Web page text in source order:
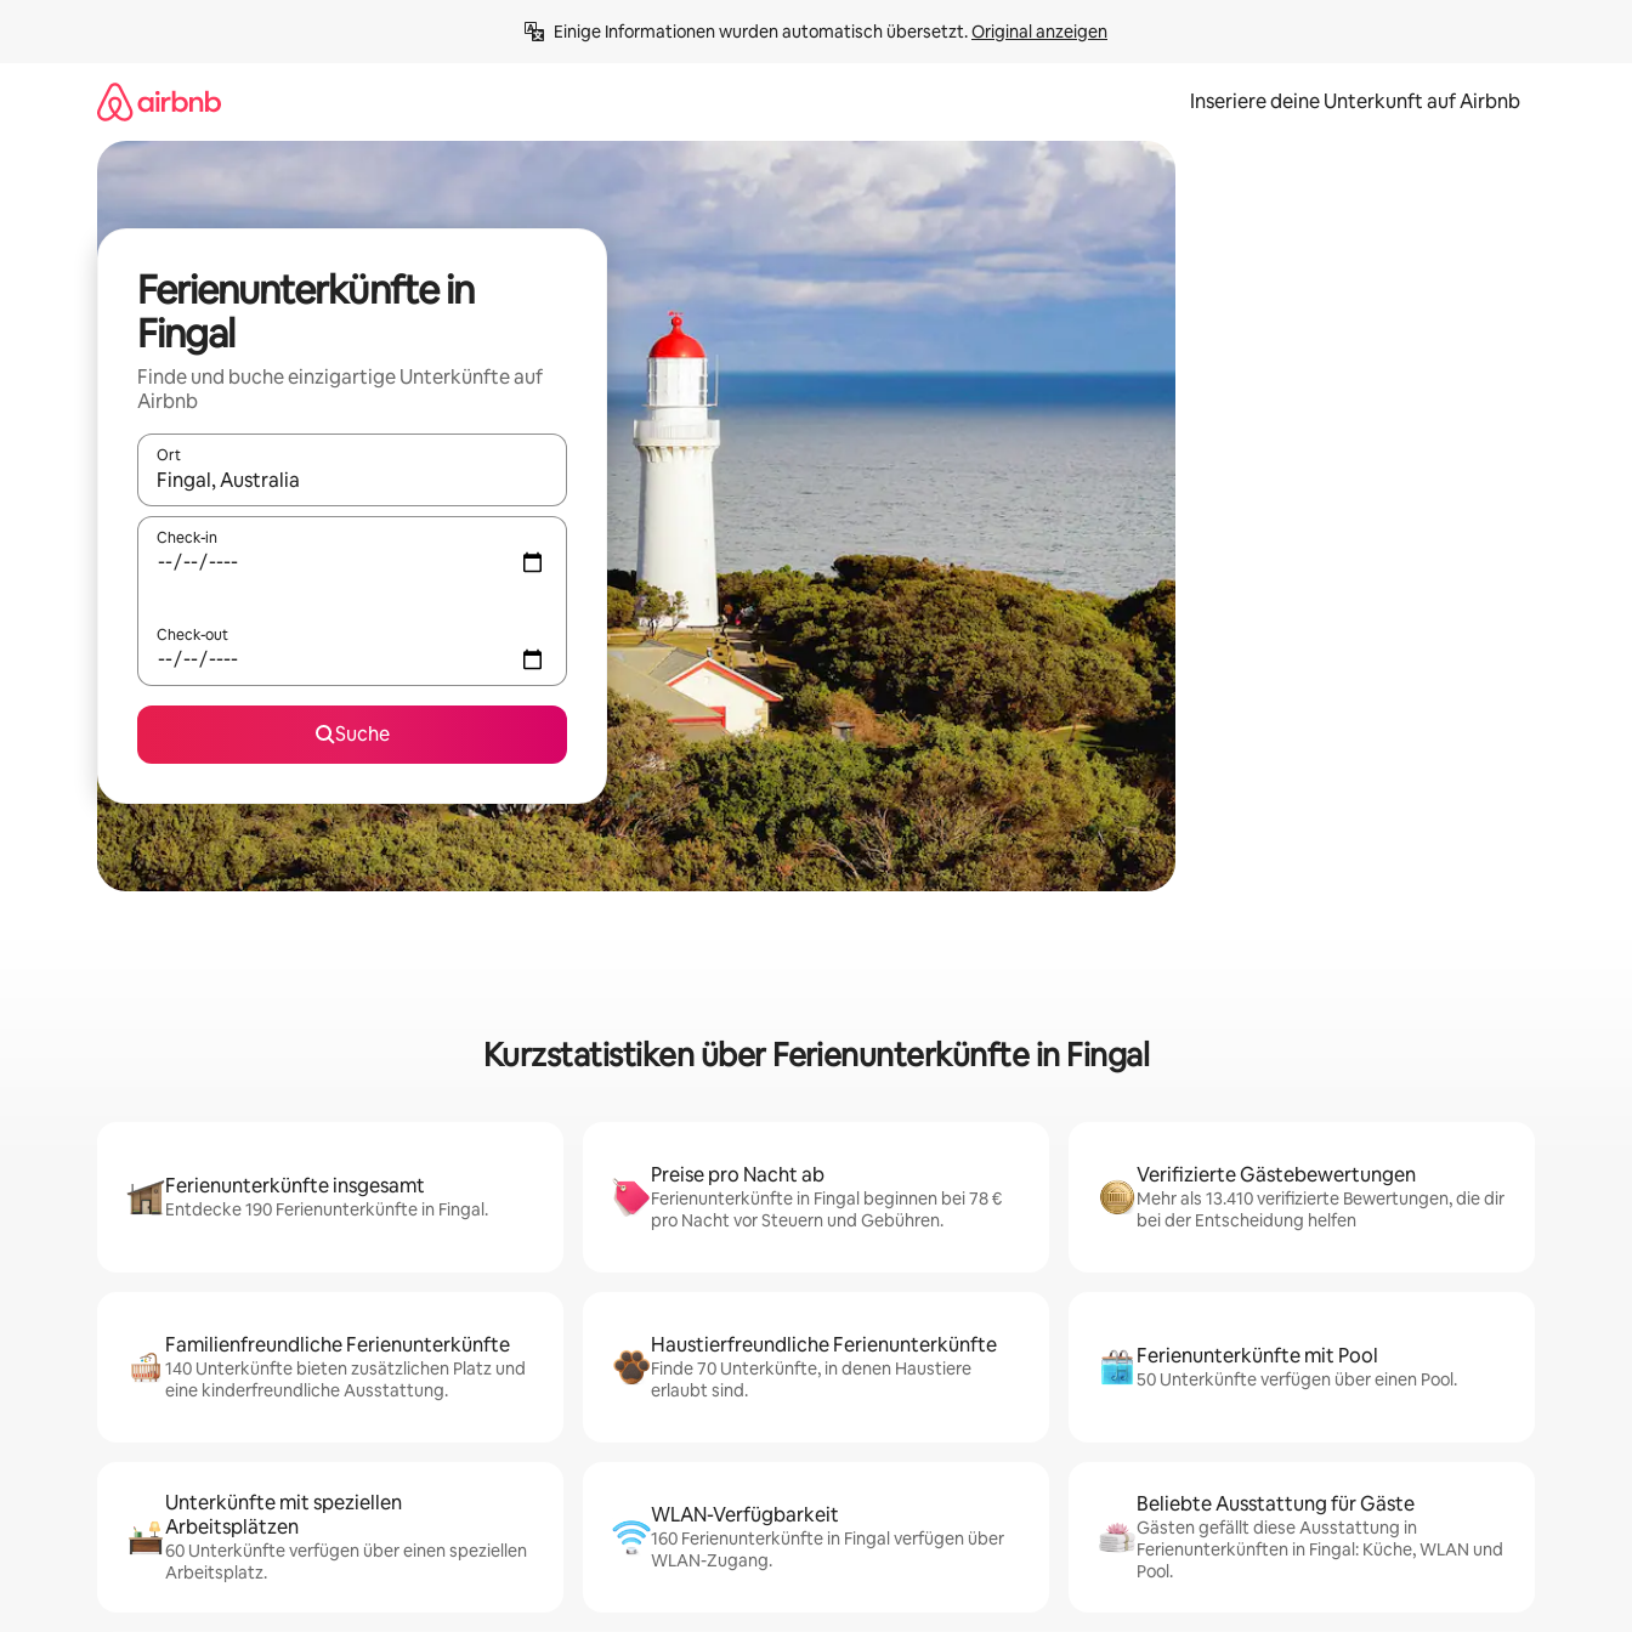
Einige Informationen wurden automatisch übersetzt. Original anzeigen
Inseriere deine Unterkunft auf Airbnb
Ferienunterkünfte in
Fingal
Finde und buche einzigartige Unterkünfte auf
Airbnb
Ort
Wenn Ergebnisse verfügbar sind, navigiere mit den Pfeiltasten nach oben und unten oder erkunde die Ergebnisse durch Berühren oder Wischgesten.
Check-in
Check-out
Suche
Kurzstatistiken über Ferienunterkünfte in Fingal
Ferienunterkünfte insgesamt
Entdecke 190 Ferienunterkünfte in Fingal.
Preise pro Nacht ab
Ferienunterkünfte in Fingal beginnen bei 78 €
pro Nacht vor Steuern und Gebühren.
Verifizierte Gästebewertungen
Mehr als 13.410 verifizierte Bewertungen, die dir
bei der Entscheidung helfen
Familienfreundliche Ferienunterkünfte
140 Unterkünfte bieten zusätzlichen Platz und
eine kinderfreundliche Ausstattung.
Haustierfreundliche Ferienunterkünfte
Finde 70 Unterkünfte, in denen Haustiere
erlaubt sind.
Ferienunterkünfte mit Pool
50 Unterkünfte verfügen über einen Pool.
Unterkünfte mit speziellen
Arbeitsplätzen
60 Unterkünfte verfügen über einen speziellen
Arbeitsplatz.
WLAN-Verfügbarkeit
160 Ferienunterkünfte in Fingal verfügen über
WLAN-Zugang.
Beliebte Ausstattung für Gäste
Gästen gefällt diese Ausstattung in
Ferienunterkünften in Fingal: Küche, WLAN und
Pool.